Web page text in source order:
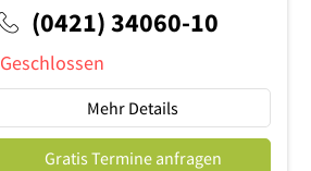
(0421) 34060-10
Geschlossen
Mehr Details
Gratis Termine anfragen